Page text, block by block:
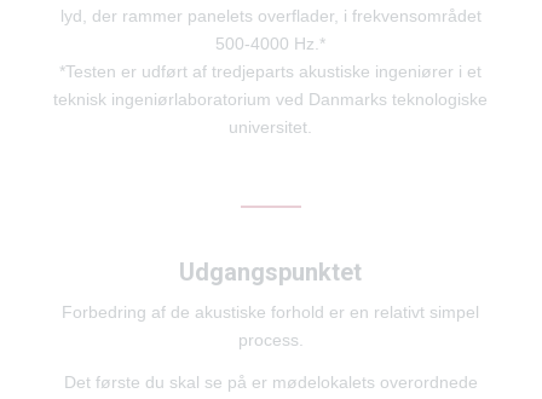
lyd, der rammer panelets overflader, i frekvensområdet
500-4000 Hz.*
*Testen er udført af tredjeparts akustiske ingeniører i et
teknisk ingeniørlaboratorium ved Danmarks teknologiske
universitet.
Udgangspunktet
Forbedring af de akustiske forhold er en relativt simpel
process.
Det første du skal se på er mødelokalets overordnede